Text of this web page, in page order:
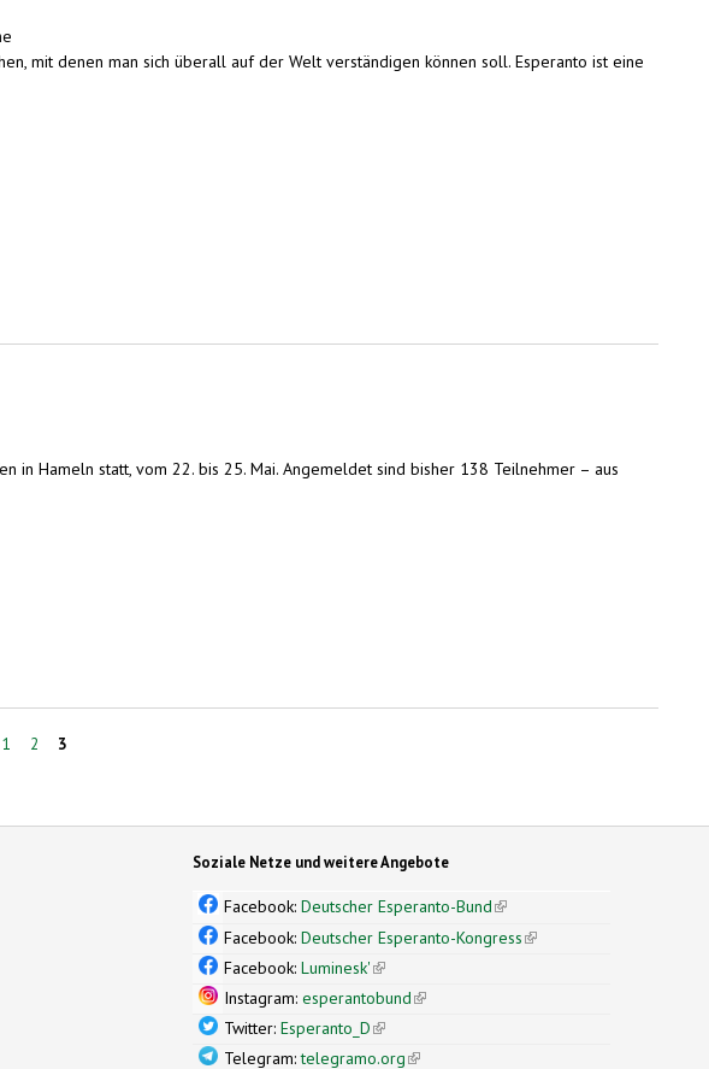
mit denen man sich überall auf der Welt verständigen können soll. Esperanto ist eine
in Hameln statt, vom 22. bis 25. Mai. Angemeldet sind bisher 138 Teilnehmer – aus
1 2 3
Soziale Netze und weitere Angebote
Facebook:Deutscher Esperanto-Bund(link is external)
Facebook:Deutscher Esperanto-Kongress(link is external)
Facebook:Luminesk'(link is external)
Instagram:esperantobund(link is external)
Twitter:Esperanto_D(link is external)
Telegram:telegramo.org(link is external)